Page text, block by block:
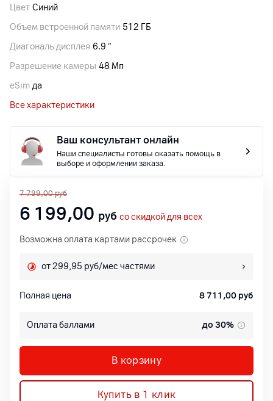
Цвет Синий
Объем встроенной памяти 512 ГБ
Диагональ дисплея 6.9 ″
Разрешение камеры 48 Мп
eSim да
Все характеристики
Ваш консультант онлайн
Наши специалисты готовы оказать помощь в
выборе и оформлении заказа.
7 799,00 руб
6 199,00 руб со скидкой для всех
Возможна оплата картами рассрочек
от 299,95 руб/мес частями
Полная цена 8 711,00 руб
Оплата баллами до 30%
В корзину
Купить в 1 клик